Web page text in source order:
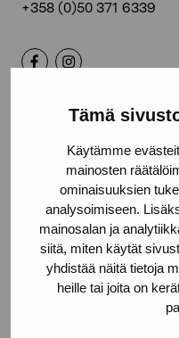
Tämä
Käytämme
mainosten
ominaisuuksien
analysoimiseen.
mainosalan ja
siitä, miten käytät
yhdistää näitä tietoja
heille tai joita on
+358 (0)50 371 6339
Kontakta oss
Håll dig
utställningar